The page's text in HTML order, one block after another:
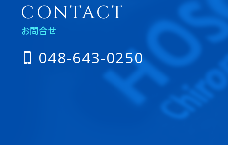
CONTACT
お問合せ
048-643-0250